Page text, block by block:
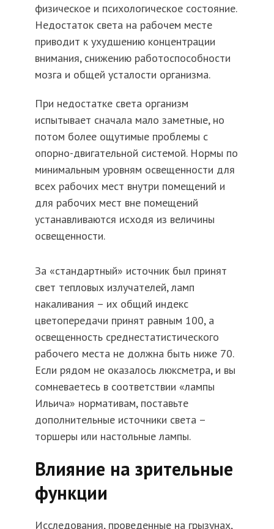
физическое и психологическое состояние.
Недостаток света на рабочем месте
приводит к ухудшению концентрации
внимания, снижению работоспособности
мозга и общей усталости организма.
При недостатке света организм
испытывает сначала мало заметные, но
потом более ощутимые проблемы с
опорно-двигательной системой. Нормы по
минимальным уровням освещенности для
всех рабочих мест внутри помещений и
для рабочих мест вне помещений
устанавливаются исходя из величины
освещенности.
За «стандартный» источник был принят
свет тепловых излучателей, ламп
накаливания – их общий индекс
цветопередачи принят равным 100, а
освещенность среднестатистического
рабочего места не должна быть ниже 70.
Если рядом не оказалось люксметра, и вы
сомневаетесь в соответствии «лампы
Ильича» нормативам, поставьте
дополнительные источники света –
торшеры или настольные лампы.
Влияние на зрительные
функции
Исследования, проведенные на грызунах,